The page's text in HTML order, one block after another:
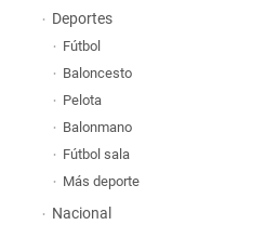
Deportes
Fútbol
Baloncesto
Pelota
Balonmano
Fútbol sala
Más deporte
Nacional